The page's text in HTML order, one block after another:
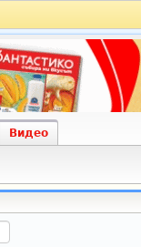
Видео